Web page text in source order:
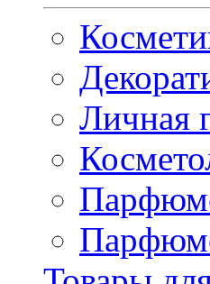
Личная